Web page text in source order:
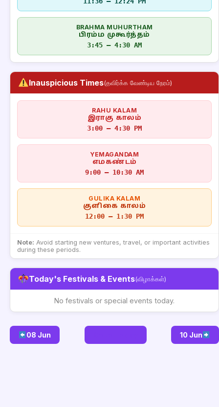
BRAHMA MUHURTHAM
பிரம்ம முகூர்த்தம்
3:45 – 4:30 AM
Inauspicious Times(தவிர்க்க வேண்டிய நேரம்)
RAHU KALAM
இராகு காலம்
3:00 – 4:30 PM
YEMAGANDAM
எமகண்டம்
9:00 – 10:30 AM
GULIKA KALAM
குளிகை காலம்
12:00 – 1:30 PM
Note: Avoid starting new ventures, travel, or important activities
during these periods.
Today's Festivals & Events(விழாக்கள்)
No festivals or special events today.
08 Jun 10 Jun